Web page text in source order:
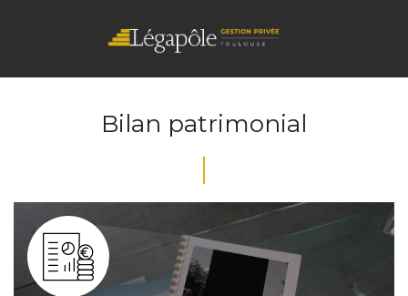
Bilan patrimonial